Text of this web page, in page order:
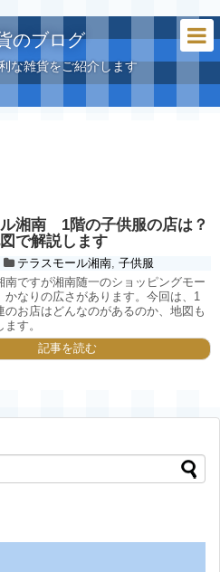
のブログ
な雑貨をご紹介します
湘南 1階の子供服の店は？
で解説します
テラスモール湘南, 子供服
南ですが湘南随一のショッピングモー
かなりの広さがあります。今回は、1
のお店はどんなのがあるのか、地図も
す。
記事を読む